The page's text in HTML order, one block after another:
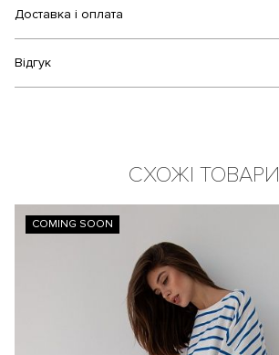
Доставка і оплата
Відгук
СХОЖІ ТОВАРИ
COMING SOON